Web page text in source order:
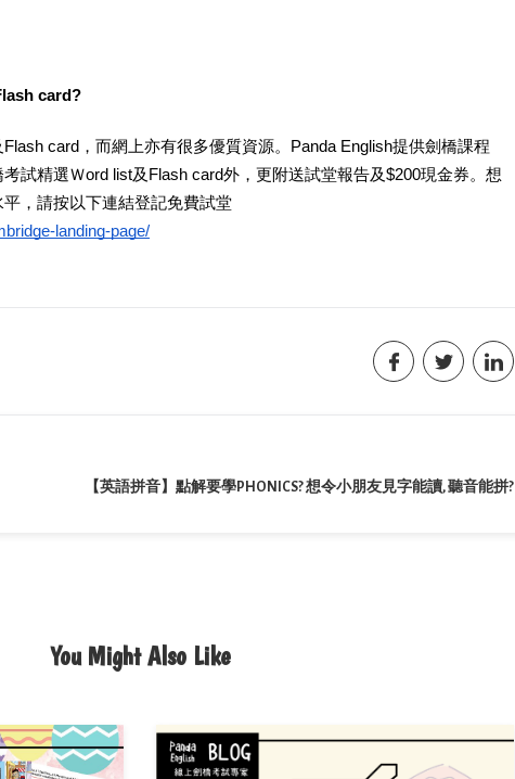
card?
card，而網上亦有很多優質資源。Panda English提供劍橋課程
試精選Ｗord list及Flash card外，更附送試堂報告及$200現金券。想
，請按以下連結登記免費試堂
landing-page/
【英語拼音】點解要學PHONICS? 想令小朋友見字能讀, 聽音能拼?
You Might Also Like